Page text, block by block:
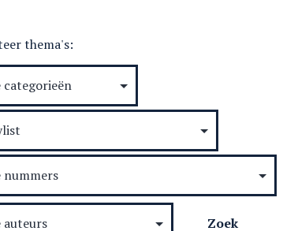
thema's: